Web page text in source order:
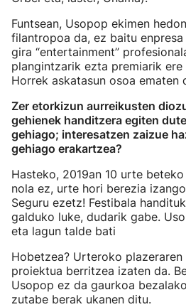
Funtsean, Usopop ekimen
filantropoa da, ez baitu
gira “entertainment”
plangintzarik ezta premiarik
Horrek askatasun osoa ematen
Zer etorkizun aurreikusten
gehienek handitzera egiten
gehiago; interesatzen zaizue
gehiago erakartzea?
Hasteko, 2019an 10 urte
nola ez, urte hori berezia
Seguru ezetz! Festibala
galduko luke, dudarik gabe.
eta lagun talde bati
Hobetzea? Urteroko
proiektua berritzea izaten da.
Usopop ez da gaurkoa
zutabe berak ukanen ditu.